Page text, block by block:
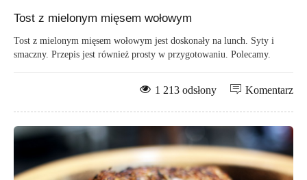
Tost z mielonym mięsem wołowym
Tost z mielonym mięsem wołowym jest doskonały na lunch. Syty i
smaczny. Przepis jest również prosty w przygotowaniu. Polecamy.
Komentarz
1 213 odsłony